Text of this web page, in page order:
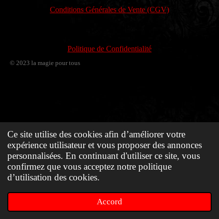
Ce site utilise des cookies afin d’améliorer votre
expérience utilisateur et vous proposer des annonces
personnalisées. En continuant d'utiliser ce site, vous
confirmez que vous acceptez notre politique
d’utilisation des cookies.
Accord
Conditions Générales de Vente (CGV)
Politique de Confidentialité
© 2023 la magie pour tous